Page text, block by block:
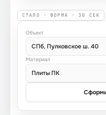
СТАЛО · ФОРМА · 30 СЕК
Объект
СПб, Пулковское ш. 40
Материал
Плиты ПК